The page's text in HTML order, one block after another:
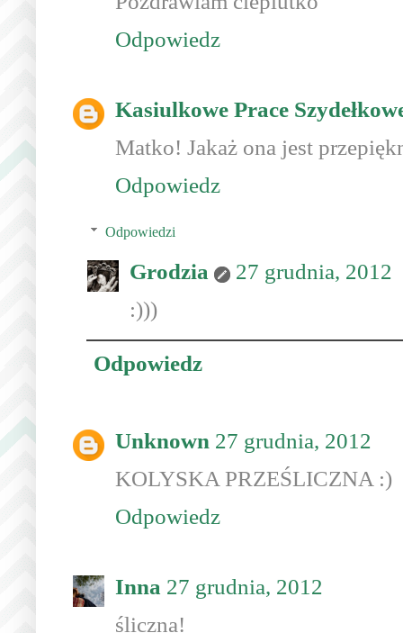
Odpowiedz
Kasiulkowe Prace
Matko! Jakaż ona jest
Odpowiedz
Odpowiedzi
Grodzia
27 grudnia, 2012
:)))
Odpowiedz
Unknown 27 grudnia, 2012
KOLYSKA PRZEŚLICZNA :)
Odpowiedz
Inna 27 grudnia, 2012
śliczna!